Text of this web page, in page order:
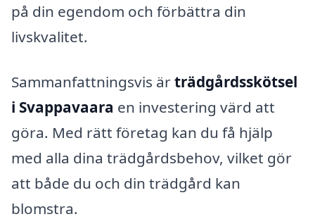
på din egendom och förbättra din
livskvalitet.
Sammanfattningsvis ärträdgårdsskötsel
i Svappavaara en investering värd att
göra. Med rätt företag kan du få hjälp
med alla dina trädgårdsbehov, vilket gör
att både du och din trädgård kan
blomstra.